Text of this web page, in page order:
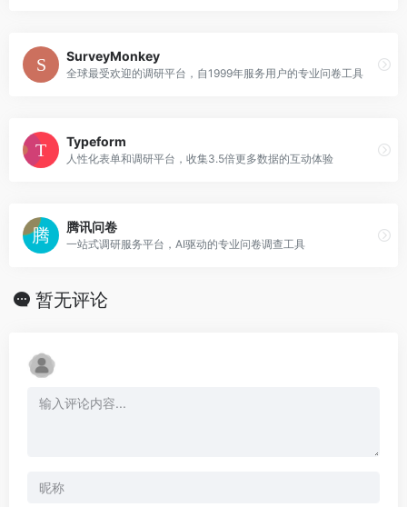
SurveyMonkey
全球最受欢迎的调研平台，自1999年服务用户的专业问卷工具
Typeform
人性化表单和调研平台，收集3.5倍更多数据的互动体验
腾讯问卷
一站式调研服务平台，AI驱动的专业问卷调查工具
暂无评论